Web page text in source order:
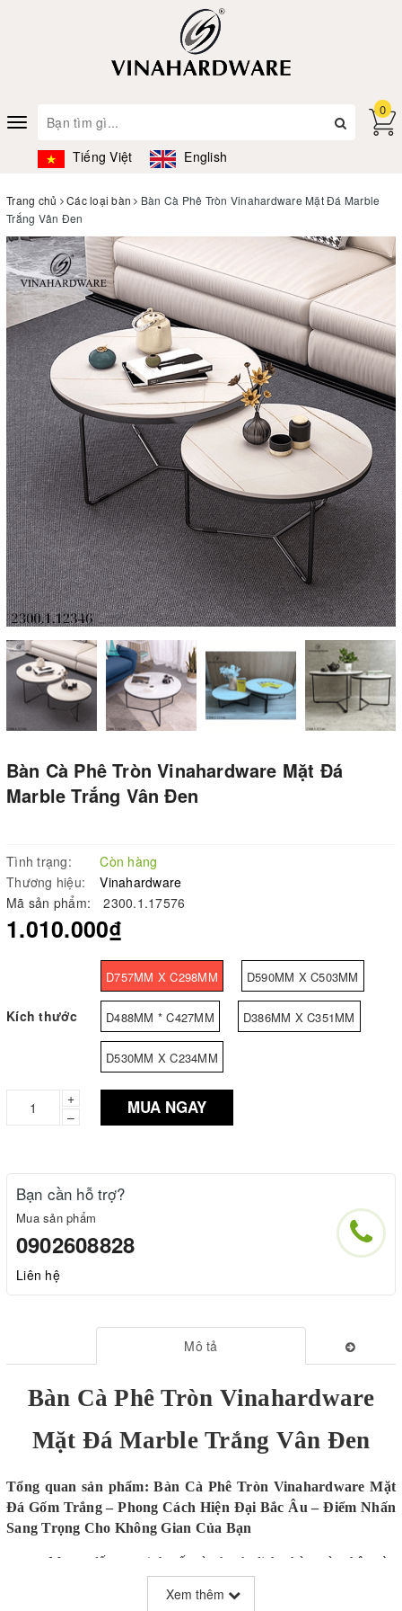
Toggle
navigation
Tiếng Việt English
0
Trang chủ Các loại bàn
Bàn Cà Phê Tròn Vinahardware Mặt Đá Marble
Trắng Vân Đen
Bàn Cà Phê Tròn Vinahardware Mặt Đá
Marble Trắng Vân Đen
Tình trạng:
Còn hàng
Thương hiệu:
Vinahardware
Mã sản phẩm:
2300.1.17576
1.010.000₫
Kích thước
D757MM X C298MM D590MM X C503MM
D488MM * C427MM D386MM X C351MM
D530MM X C234MM
+
–
MUA NGAY
Bạn cần hỗ trợ?
Mua sản phẩm
0902608828
Liên hệ
Mô tả
Bàn Cà Phê Tròn Vinahardware
Mặt Đá Marble Trắng Vân Đen
Tổng quan sản phẩm:Bàn Cà Phê Tròn Vinahardware Mặt
Đá Gốm Trắng – Phong Cách Hiện Đại Bắc Âu – Điểm Nhấn
Sang Trọng Cho Không Gian Của Bạn
Mang đến sự tinh tế và thanh lịch, bàn cà phê tròn
cho những ai yêu thích sự kết hợp giữa thẩm mỹ hiện đại và tính
Xem thêm